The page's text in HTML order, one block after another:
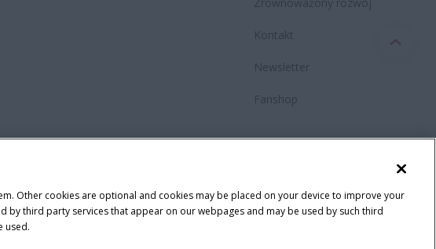
Kontakt
Newsletter
Fanshop
ochronie prywatności
Other cookies are optional and cookies may be placed on your device to improve your
third party services that appear on our webpages and may be used by such third
used.